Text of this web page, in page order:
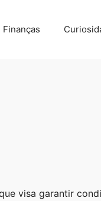
Finanças
visa garantir